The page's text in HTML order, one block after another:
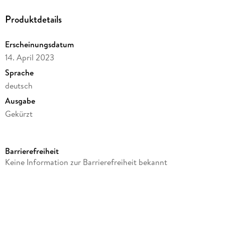
Produktdetails
Erscheinungsdatum
14. April 2023
Sprache
deutsch
Ausgabe
Gekürzt
Laufzeit
Barrierefreiheit
Keine Information zur Barrierefreiheit bekannt